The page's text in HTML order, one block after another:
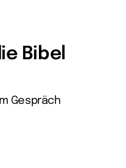
Bibel
Gespräch